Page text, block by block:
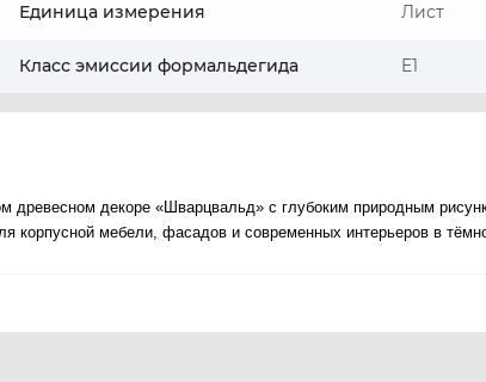
Единица измерения Лист
Класс эмиссии формальдегида E1
декоре «Шварцвальд» с глубоким природным
мебели, фасадов и современных интерьеров в